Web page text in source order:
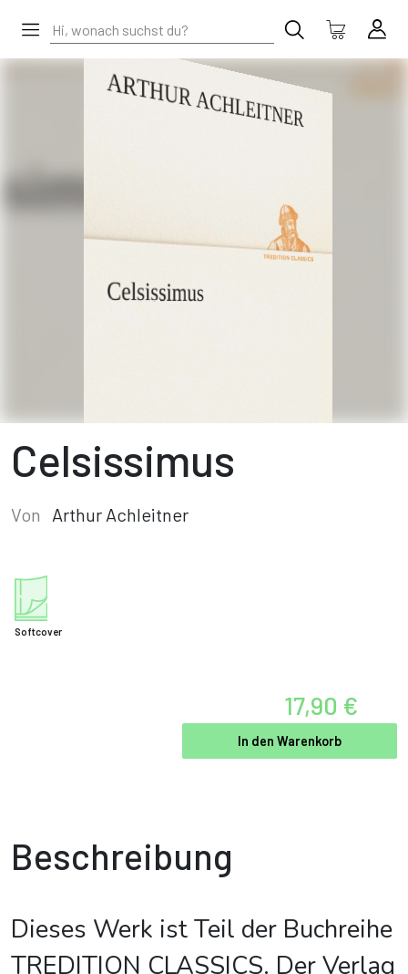
Celsissimus
Von Arthur Achleitner
Softcover
17,90 €
In den Warenkorb
Beschreibung
Dieses Werk ist Teil der Buchreihe
TREDITION CLASSICS. Der Verlag